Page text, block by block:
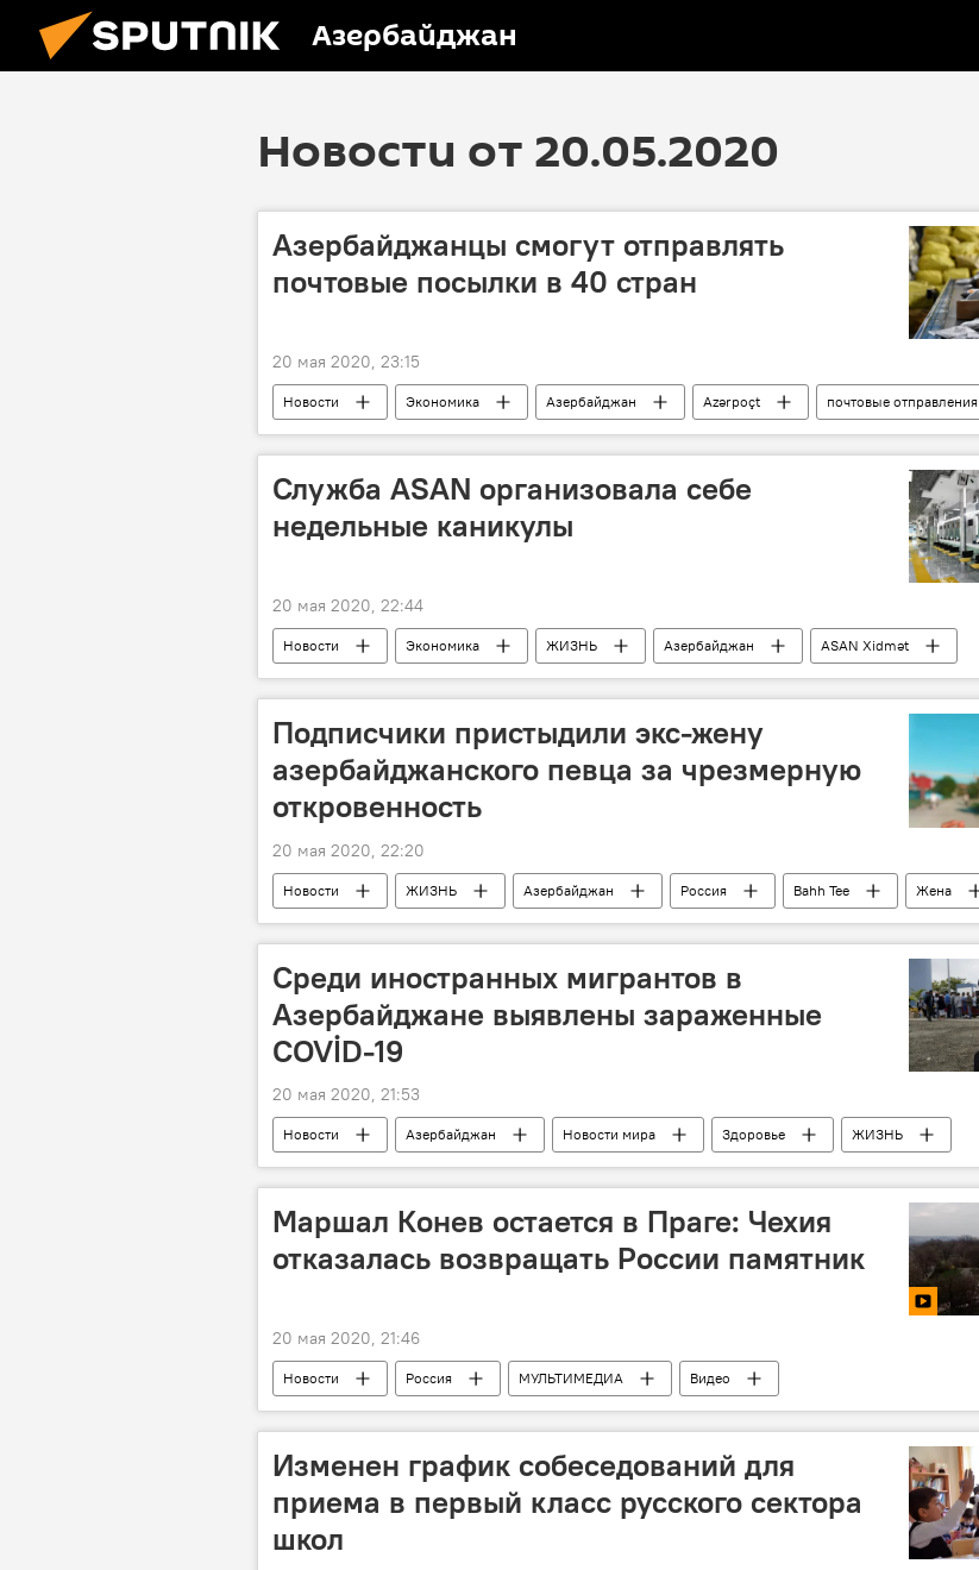
Азербайджан
Новости от 20.05.2020
Азербайджанцы смогут отправлять
почтовые посылки в 40 стран
20 мая 2020, 23:15
Новости Экономика Азербайджан Azərpoçt почтовые отправления
Служба ASAN организовала себе
недельные каникулы
20 мая 2020, 22:44
Новости Экономика ЖИЗНЬ Азербайджан
ASAN Хidmət
Служба ASAN
ASAN Kommunal Каникулы
Подписчики пристыдили экс-жену
азербайджанского певца за чрезмерную
откровенность
20 мая 2020, 22:20
Новости ЖИЗНЬ Азербайджан Россия Bahh Tee
Жена
Блогер
Развод
Среди иностранных мигрантов в
Азербайджане выявлены зараженные
COVİD-19
20 мая 2020, 21:53
Новости Азербайджан Новости мира Здоровье
ЖИЗНЬ
мигранты
Коронавирус иностранцы
Маршал Конев остается в Праге: Чехия
отказалась возвращать России памятник
20 мая 2020, 21:46
Новости Россия МУЛЬТИМЕДИА Видео
Изменен график собеседований для
приема в первый класс русского сектора
школ